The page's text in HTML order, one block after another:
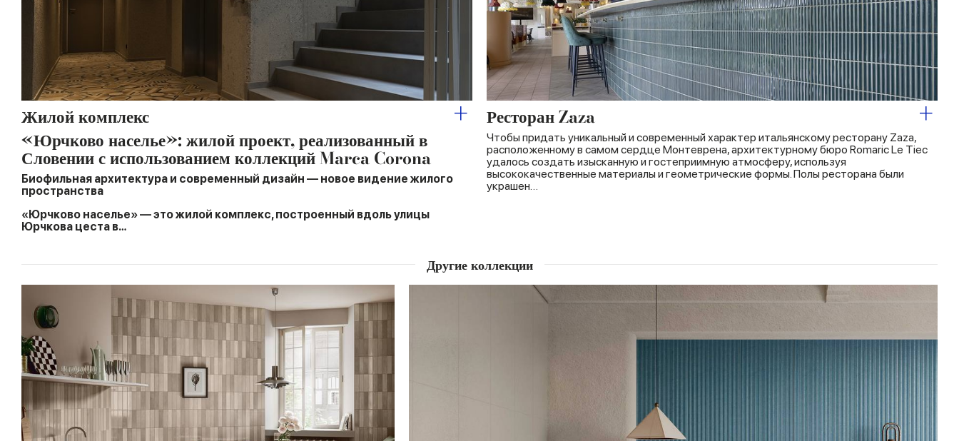
Жилой комплекс
«Юрчково населье»: жилой проект, реализованный в
Словении с использованием коллекций Marca Corona
Биофильная архитектура и современный дизайн — новое видение жилого
пространства
«Юрчково населье» — это жилой комплекс, построенный вдоль улицы
Юрчкова цеста в…
Ресторан Zaza
Чтобы придать уникальный и современный характер итальянскому ресторану Zaza,
расположенному в самом сердце Монтеврена, архитектурному бюро Romaric Le Tiec
удалось создать изысканную и гостеприимную атмосферу, используя
высококачественные материалы и геометрические формы. Полы ресторана были
украшен…
Другие коллекции